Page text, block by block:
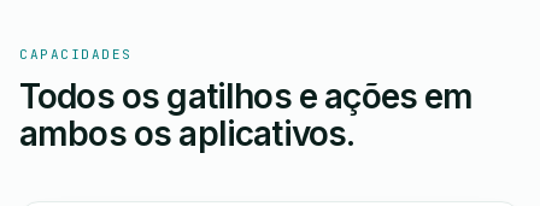
CAPACIDADES
Todos os gatilhos e ações em
ambos os aplicativos.